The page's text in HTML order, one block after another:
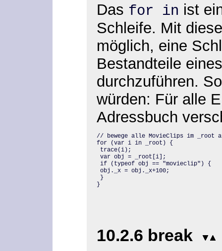
Das for in ist
Schleife. Mit
möglich, eine
Bestandteile
durchzuführen.
würden: Für alle
Adressbuch
// bewege alle MovieClips im _root
for (var i in _root) {
trace(i);
var obj = _root[i];
if (typeof obj == "movieclip") {
obj._x = obj._x+100;
}
}
10.2.6 break